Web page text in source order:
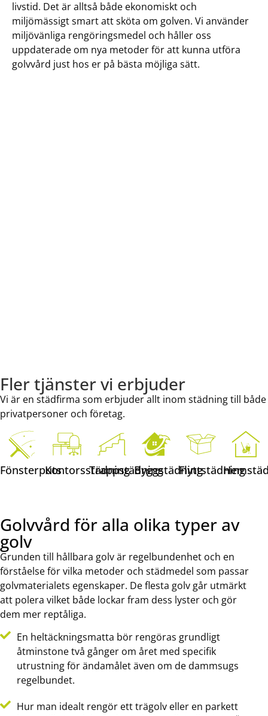
livstid. Det är alltså både ekonomiskt och
miljömässigt smart att sköta om golven. Vi använder
miljövänliga rengöringsmedel och håller oss
uppdaterade om nya metoder för att kunna utföra
golvvård just hos er på bästa möjliga sätt.
Fler tjänster vi erbjuder
Vi är en städfirma som erbjuder allt inom städning till både
privatpersoner och företag.
FönsterputsKontorsstädning
TrappstädningByggstädningFlyttstädning
Golvvård för alla olika typer av
golv
Grunden till hållbara golv är regelbundenhet och en
förståelse för vilka metoder och städmedel som passar
golvmaterialets egenskaper. De flesta golv går utmärkt
att polera vilket både lockar fram dess lyster och gör
dem mer reptåliga.
En heltäckningsmatta bör rengöras grundligt
åtminstone två gånger om året med specifik
utrustning för ändamålet även om de dammsugs
regelbundet.
Hur man idealt rengör ett trägolv eller en parkett